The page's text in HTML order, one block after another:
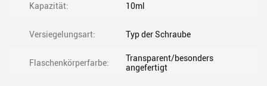
Kapazität: 10ml
Versiegelungsart: Typ der Schraube
Flaschenkörperfarbe:
Transparent/besonders
angefertigt